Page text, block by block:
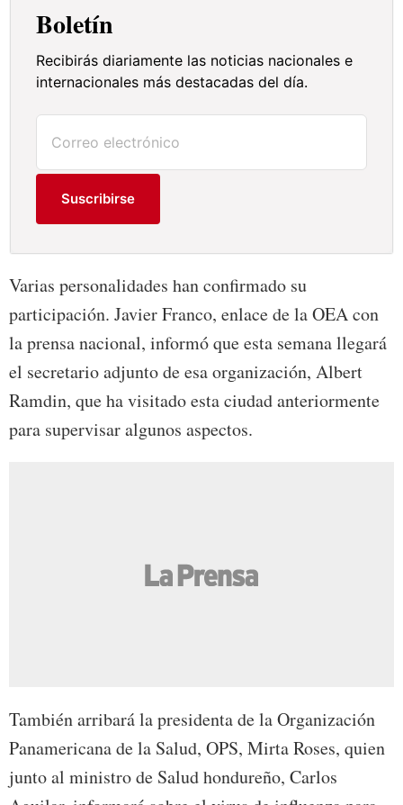
Boletín
Recibirás diariamente las noticias nacionales e
internacionales más destacadas del día.
Suscribirse
Varias personalidades han confirmado su
participación. Javier Franco, enlace de la OEA con
la prensa nacional, informó que esta semana llegará
el secretario adjunto de esa organización, Albert
Ramdin, que ha visitado esta ciudad anteriormente
para supervisar algunos aspectos.
También arribará la presidenta de la Organización
Panamericana de la Salud, OPS, Mirta Roses, quien
junto al ministro de Salud hondureño, Carlos